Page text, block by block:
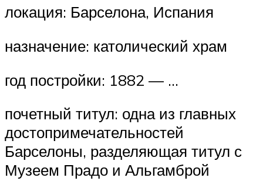
локация: Барселона, Испания
назначение: католический храм
год постройки: 1882 — …
почетный титул: одна из главных
достопримечательностей
Барселоны, разделяющая титул с
Музеем Прадо и Альгамброй